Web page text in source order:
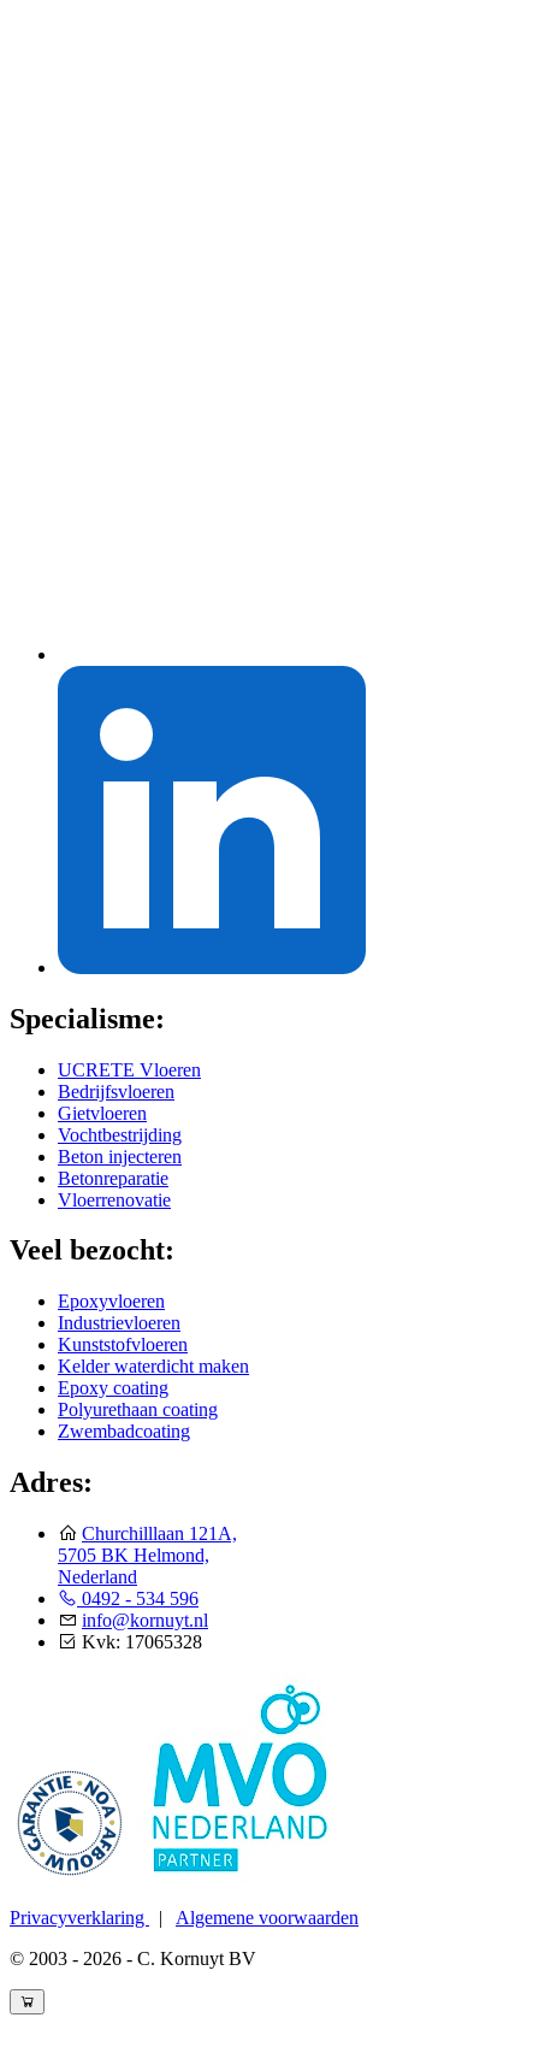
Specialisme:
UCRETE Vloeren
Bedrijfsvloeren
Gietvloeren
Vochtbestrijding
Beton injecteren
Betonreparatie
Vloerrenovatie
Veel bezocht:
Epoxyvloeren
Industrievloeren
Kunststofvloeren
Kelder waterdicht maken
Epoxy coating
Polyurethaan coating
Zwembadcoating
Adres:
Churchilllaan 121A,
5705 BK Helmond,
Nederland
0492 - 534 596
info@kornuyt.nl
Kvk: 17065328
Privacyverklaring | Algemene voorwaarden
© 2003 - 2026 - C. Kornuyt BV